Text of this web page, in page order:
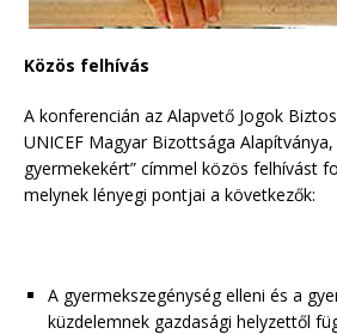
Közös felhívás
A konferencián az Alapvető Jogok
UNICEF Magyar Bizottsága Alapítványa,
gyermekekért” címmel közös felhívást
melynek lényegi pontjai a következők:
A gyermekszegénység elleni és a
küzdelemnek gazdasági helyzettől